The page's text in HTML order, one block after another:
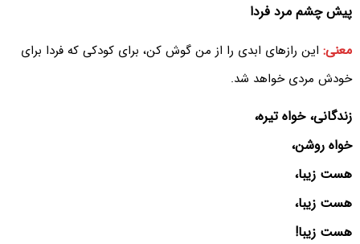
پیش چشم مرد فردا
معنی: این رازهای ابدی را از من گوش کن، برای کودکی که فردا برای
خودش مردی خواهد شد.
زندگانی، خواه تیره،
خواه روشن،
هست زیبا،
هست زیبا،
هست زیبا!